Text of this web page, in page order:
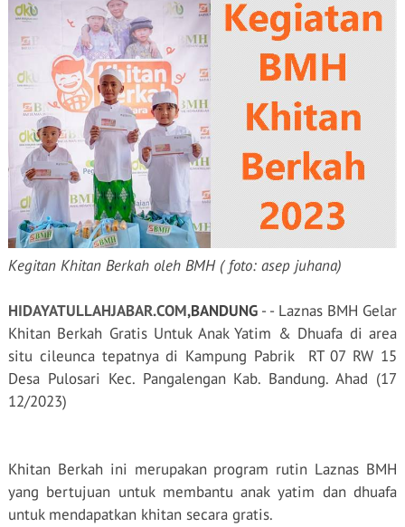
Kegitan Khitan Berkah oleh BMH ( foto: asep juhana)
HIDAYATULLAHJABAR.COM,BANDUNG- - Laznas BMH Gelar
Khitan Berkah Gratis Untuk Anak Yatim & Dhuafa di area
situ cileunca tepatnya di Kampung Pabrik
RT 07 RW 15
Desa Pulosari Kec. Pangalengan Kab. Bandung. Ahad (17
12/2023)
Khitan Berkah ini merupakan program rutin Laznas BMH
yang bertujuan untuk membantu anak yatim dan dhuafa
untuk mendapatkan khitan secara gratis.